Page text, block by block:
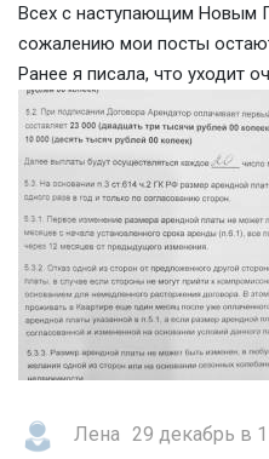
Всех с наступающим Новым
сожалению мои посты
Ранее я писала, что уходит
Лена 29 декабрь в